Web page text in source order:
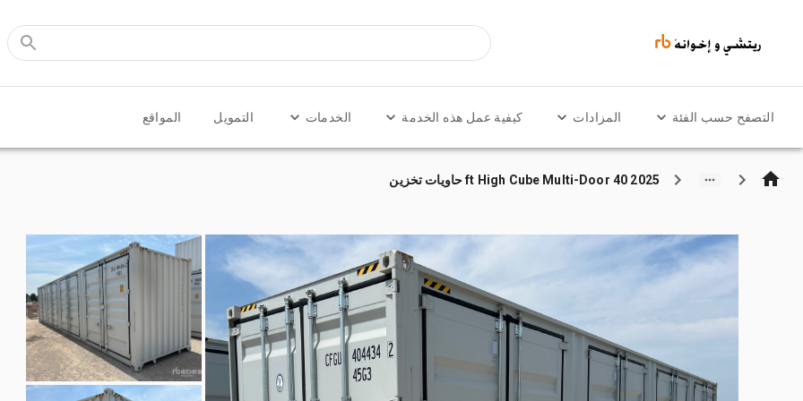
التصفح حسب الفئة المزادات كيفية عمل هذه الخدمة الخدمات التمويل المواقع
2025 40 ft High Cube Multi-Door حاويات تخزين